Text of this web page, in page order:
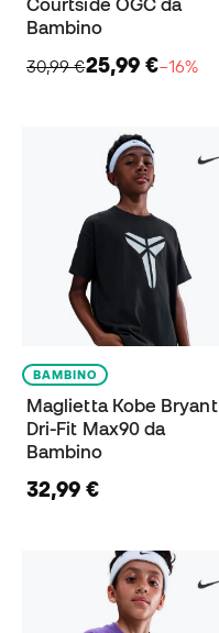
Courtside OGC da
Bambino
30,99 €25,99 €−16%
BAMBINO
Maglietta Kobe Bryant
Dri-Fit Max90 da
Bambino
32,99 €